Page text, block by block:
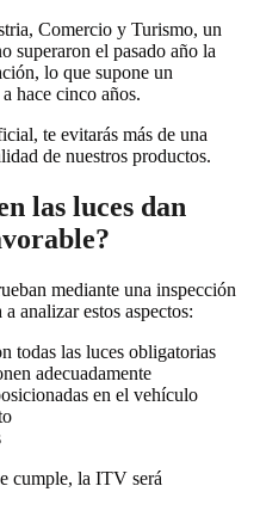
Comercio y Turismo, un
superaron el pasado año la
lo que supone un
hace cinco años.
te evitarás más de una
de nuestros productos.
las luces dan
mediante una inspección
analizar estos aspectos:
todas las luces obligatorias
adecuadamente
en el vehículo
cumple, la ITV será